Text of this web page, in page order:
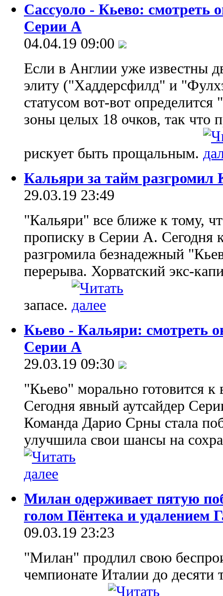
Сассуоло - Кьево: смотреть
Серии А
04.04.19 09:00
Если в Англии уже известны
элиту ("Хаддерсфилд" и
статусом вот-вот
зоны целых 18 очков, так что
рискует быть прощальным.
Кальяри за тайм разгромил
29.03.19 23:49
"Кальяри" все ближе к тому,
прописку в Серии А. Сегодня
разгромила безнадежный
перерыва. Хорватский экс-
запасе.
Кьево - Кальяри: смотреть
Серии А
29.03.19 09:30
"Кьево" морально готовится
Сегодня явный аутсайдер
Команда Дарио Срны стала
улучшила свои шансы на
Милан одерживает пятую
голом Пёнтека и удалением
09.03.19 23:23
"Милан" продлил свою
чемпионате Италии до десяти